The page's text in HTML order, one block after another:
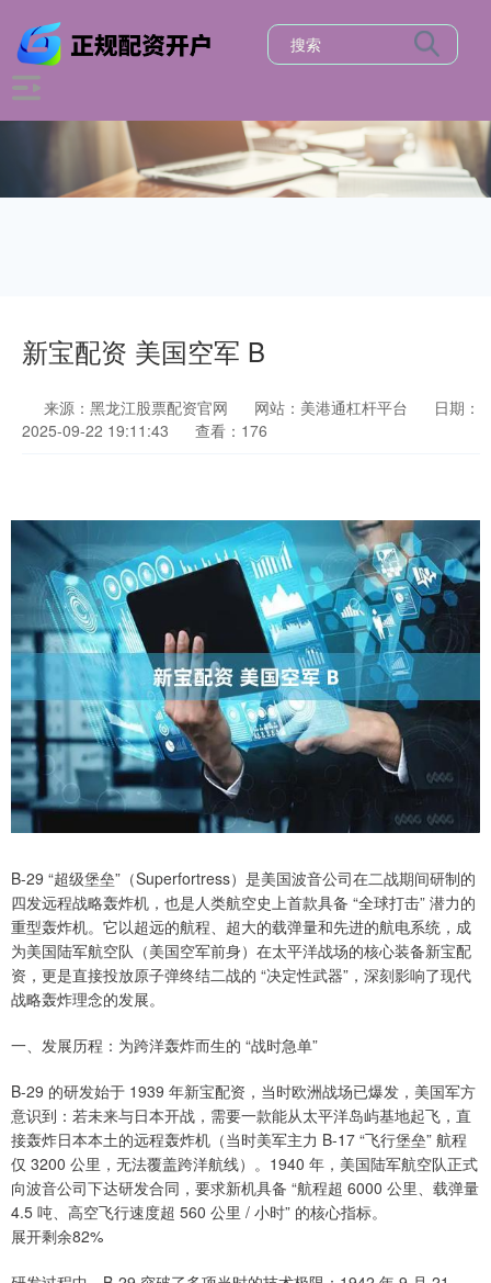
新宝配资 美国空军 B
来源：黑龙江股票配资官网 网站：美港通杠杆平台
日期：
2025-09-22 19:11:43
查看：176
B-29 “超级堡垒”（Superfortress）是美国波音公司在二战期间研制的
四发远程战略轰炸机，也是人类航空史上首款具备 “全球打击” 潜力的
重型轰炸机。它以超远的航程、超大的载弹量和先进的航电系统，成
为美国陆军航空队（美国空军前身）在太平洋战场的核心装备新宝配
资，更是直接投放原子弹终结二战的 “决定性武器”，深刻影响了现代
战略轰炸理念的发展。
一、发展历程：为跨洋轰炸而生的 “战时急单”
B-29 的研发始于 1939 年新宝配资，当时欧洲战场已爆发，美国军方
意识到：若未来与日本开战，需要一款能从太平洋岛屿基地起飞，直
接轰炸日本本土的远程轰炸机（当时美军主力 B-17 “飞行堡垒” 航程
仅 3200 公里，无法覆盖跨洋航线）。1940 年，美国陆军航空队正式
向波音公司下达研发合同，要求新机具备 “航程超 6000 公里、载弹量
4.5 吨、高空飞行速度超 560 公里 / 小时” 的核心指标。
展开剩余82%